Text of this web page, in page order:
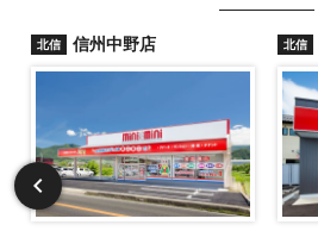
北信 信州中野店 北信